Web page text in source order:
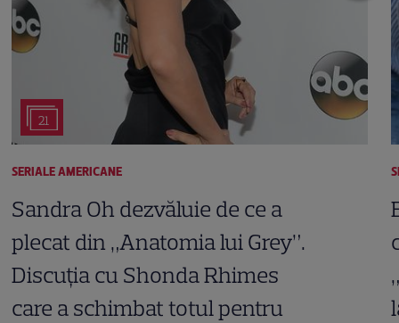
21
SERIALE AMERICANE
Sandra Oh dezvăluie de ce a
plecat din „Anatomia lui Grey”.
Discuția cu Shonda Rhimes
care a schimbat totul pentru